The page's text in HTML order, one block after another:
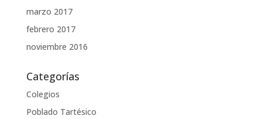
marzo 2017
febrero 2017
noviembre 2016
Categorías
Colegios
Poblado Tartésico